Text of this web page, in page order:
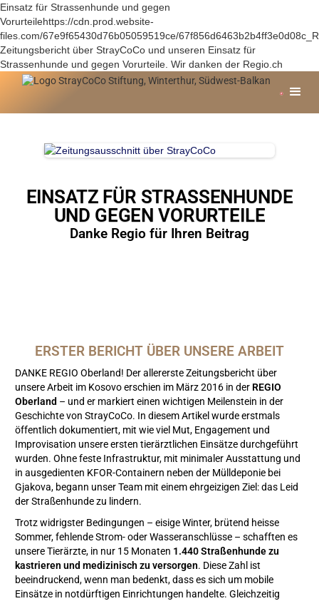
Einsatz für Strassenhunde und gegen
Vorurteilehttps://cdn.prod.website-
files.com/67e9f65430d76b05059519ce/
Zeitungsbericht über StrayCoCo und unseren Einsatz für
Strassenhunde und gegen Vorurteile. Wir danken der Regio.ch
EINSATZ FÜR STRASSENHUNDE
UND GEGEN VORURTEILE
Danke Regio für Ihren Beitrag
ERSTER BERICHT ÜBER UNSERE ARBEIT
DANKE REGIO Oberland! Der allererste Zeitungsbericht über
unsere Arbeit im Kosovo erschien im März 2016 in der REGIO
Oberland – und er markiert einen wichtigen Meilenstein in der
Geschichte von StrayCoCo. In diesem Artikel wurde erstmals
öffentlich dokumentiert, mit wie viel Mut, Engagement und
Improvisation unsere ersten tierärztlichen Einsätze durchgeführt
wurden. Ohne feste Infrastruktur, mit minimaler Ausstattung und
in ausgedienten KFOR-Containern neben der Mülldeponie bei
Gjakova, begann unser Team mit einem ehrgeizigen Ziel: das Leid
der Straßenhunde zu lindern.
Trotz widrigster Bedingungen – eisige Winter, brütend heisse
Sommer, fehlende Strom- oder Wasseranschlüsse – schafften es
unsere Tierärzte, in nur 15 Monaten 1.440 Straßenhunde zu
kastrieren und medizinisch zu versorgen. Diese Zahl ist
beeindruckend, wenn man bedenkt, dass es sich um mobile
Einsätze in notdürftigen Einrichtungen handelte. Gleichzeitig